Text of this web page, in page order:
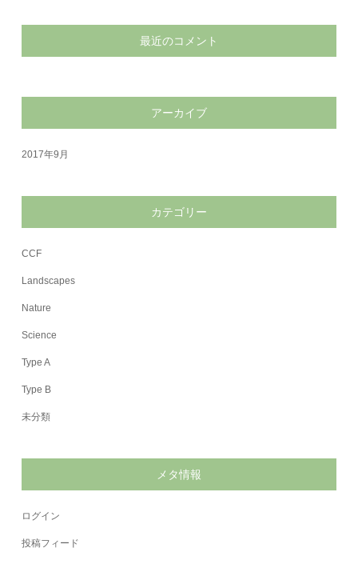
最近のコメント
アーカイブ
2017年9月
カテゴリー
CCF
Landscapes
Nature
Science
Type A
Type B
未分類
メタ情報
ログイン
投稿フィード